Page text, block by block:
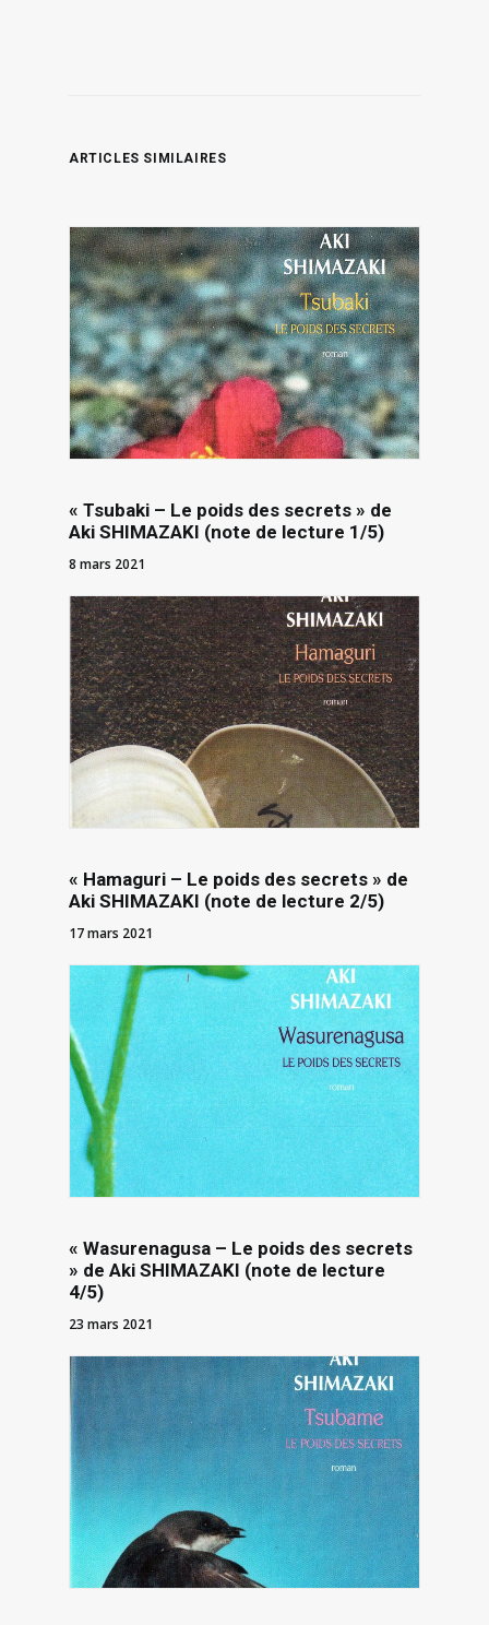
ARTICLES SIMILAIRES
« Tsubaki – Le poids des secrets » de
Aki SHIMAZAKI (note de lecture 1/5)
8 mars 2021
« Hamaguri – Le poids des secrets » de
Aki SHIMAZAKI (note de lecture 2/5)
17 mars 2021
« Wasurenagusa – Le poids des secrets
» de Aki SHIMAZAKI (note de lecture
4/5)
23 mars 2021